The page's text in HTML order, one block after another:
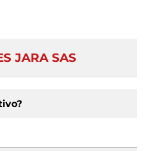
JARA SAS